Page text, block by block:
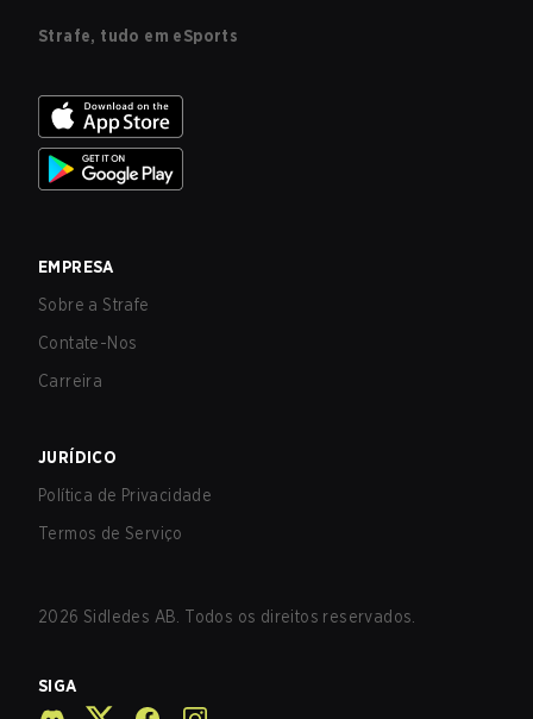
Strafe, tudo em eSports
EMPRESA
Sobre a Strafe
Contate-Nos
Carreira
JURÍDICO
Política de Privacidade
Termos de Serviço
2026 Sidledes AB. Todos os direitos reservados.
SIGA